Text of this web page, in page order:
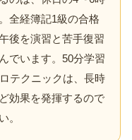
全経簿記1級の合格
後を演習と苦手復習
でいます。50分学習
テクニックは、長時
効果を発揮するので
。